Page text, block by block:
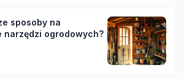
sposoby na
narzędzi ogrodowych?